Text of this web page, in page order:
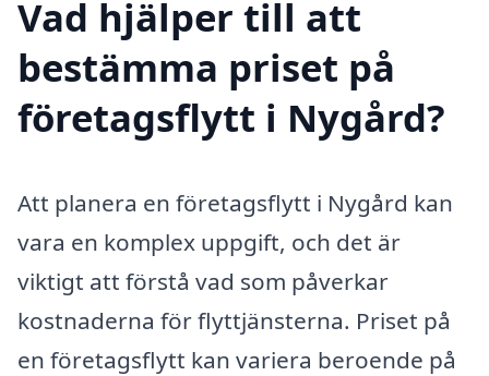
Vad hjälper till att
bestämma priset på
företagsflytt i Nygård?
Att planera en företagsflytt i Nygård kan
vara en komplex uppgift, och det är
viktigt att förstå vad som påverkar
kostnaderna för flyttjänsterna. Priset på
en företagsflytt kan variera beroende på